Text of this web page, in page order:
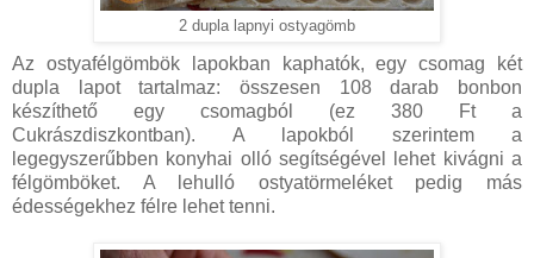
2 dupla lapnyi ostyagömb
Az ostyafélgömbök lapokban kaphatók, egy csomag két
dupla lapot tartalmaz: összesen 108 darab bonbon
készíthető egy csomagból (ez 380 Ft a
Cukrászdiszkontban). A lapokból szerintem a
legegyszerűbben konyhai olló segítségével lehet kivágni a
félgömböket. A lehulló ostyatörmeléket pedig más
édességekhez félre lehet tenni.